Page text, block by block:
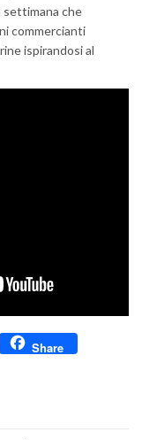
settimana che
commercianti
ispirandosi al
PrintFriendly
Share